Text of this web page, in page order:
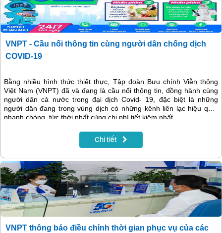
VNPT - Cầu nối thông tin cùng người dân chống dịch
COVID-19
Bằng nhiều hình thức thiết thực, Tập đoàn Bưu chính Viễn thông
Việt Nam (VNPT) đã và đang là cầu nối thông tin, đồng hành cùng
người dân cả nước trong đại dịch Covid- 19, đặc biệt là những
người dân đang trong vùng dịch có những kênh liên lạc hiệu quả,
nhanh chóng, tức thời nhất cùng chi phí tiết kiệm nhất
Chi tiết
VNPT thông báo điều chỉnh thời gian phục vụ của các